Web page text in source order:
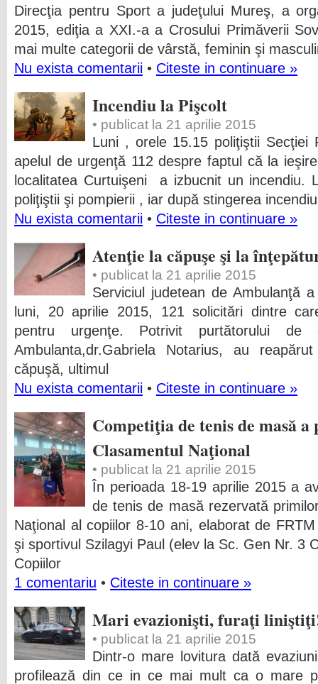
Direcţia pentru Sport a judeţului Mureş, a
2015, ediţia a XXI.-a a Crosului Primăverii
mai multe categorii de vârstă, feminin şi
Nu exista comentarii • Citeste in continuare »
Incendiu la Pişcolt
• publicat la 21 aprilie 2015
Luni , orele 15.15 poliţiştii Secţiei
apelul de urgenţă 112 despre faptul că la
localitatea Curtuişeni a izbucnit un incendiu.
poliţiştii şi pompierii , iar după stingerea
Nu exista comentarii • Citeste in continuare »
Atenţie la căpuşe şi la
• publicat la 21 aprilie 2015
Serviciul judetean de Ambulanţă
luni, 20 aprilie 2015, 121 solicitări dintre
pentru urgenţe. Potrivit purtătorului
Ambulanta,dr.Gabriela Notarius, au
căpuşă, ultimul
Nu exista comentarii • Citeste in continuare »
Competiţia de tenis de masă
Clasamentul Naţional
• publicat la 21 aprilie 2015
În perioada 18-19 aprilie 2015 a
de tenis de masă rezervată
Naţional al copiilor 8-10 ani, elaborat de
şi sportivul Szilagyi Paul (elev la Sc. Gen Nr. 3
Copiilor
1 comentariu • Citeste in continuare »
Mari evazionişti, furaţi
• publicat la 21 aprilie 2015
Dintr-o mare lovitura dată
profilează din ce in ce mai mult ca o mare